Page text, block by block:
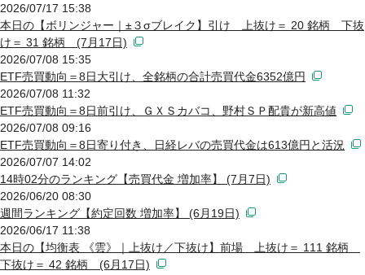
2026/07/17 15:38
本日の【ボリンジャー｜±３σブレイク】引け 上抜け＝ 20 銘柄 下抜
け＝ 31 銘柄 (7月17日)
2026/07/08 15:35
ETF売買動向＝8日大引け、全銘柄の合計売買代金6352億円
2026/07/08 11:32
ETF売買動向＝8日前引け、ＧＸＳカバコ、野村ＳＰ配貴が新高値
2026/07/08 09:16
ETF売買動向＝8日寄り付き、日経レバの売買代金は613億円と活況
2026/07/07 14:02
14時02分のランキング【売買代金 増加率】 (7月7日)
2026/06/20 08:30
週間ランキング【約定回数 増加率】 (6月19日)
2026/06/17 11:38
本日の【均衡表 《雲》｜上抜け／下抜け】前場 上抜け＝ 111 銘柄
下抜け＝ 42 銘柄 (6月17日)